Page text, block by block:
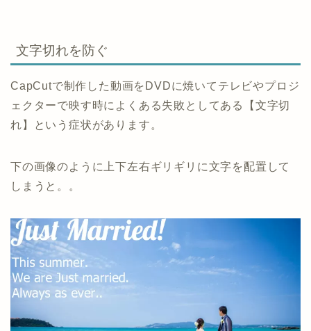
文字切れを防ぐ
CapCutで制作した動画をDVDに焼いてテレビやプロジ
ェクターで映す時によくある失敗としてある【文字切
れ】という症状があります。
下の画像のように上下左右ギリギリに文字を配置して
しまうと。。